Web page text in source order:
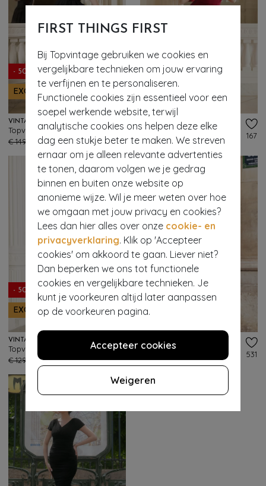
FIRST THINGS FIRST
Bij Topvintage gebruiken we cookies en
vergelijkbare technieken om jouw ervaring
te verfijnen en te personaliseren.
Functionele cookies zijn essentieel voor een
soepel werkende website, terwijl
analytische cookies ons helpen deze elke
dag een stukje beter te maken. We streven
ernaar om je alleen relevante advertenties
te tonen, daarom volgen we je gedrag
binnen en buiten onze website op
anonieme wijze. Wil je meer weten over hoe
we omgaan met jouw privacy en cookies?
Lees dan hier alles over onze cookie- en
privacyverklaring. Klik op 'Accepteer
cookies' om akkoord te gaan. Liever niet?
Dan beperken we ons tot functionele
cookies en vergelijkbare technieken. Je
kunt je voorkeuren altijd later aanpassen
op de voorkeuren pagina.
Accepteer cookies
Weigeren
- 50%
EXCLUSIEF
VINTAGE DIVA
Topvintage exclusive ~ The Gianna swing jurk in zwart
€ 149,95
€ 74,95
293
- 60%
EXCLUSIEF
VINTAGE DIVA
€ 159,95 € 63,95
167
- 50%
EXCLUSIEF
VINTAGE DIVA
Topvintage exclusive ~ The Arabella Bow Penciljurk in lichtblauw
€ 129,95
€ 64,95
- 60%
€ 149,95 € 59,95
531